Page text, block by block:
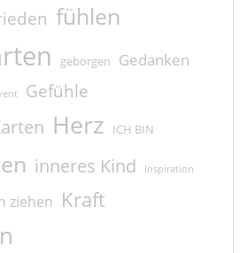
fühlen
geborgen Gedanken
Gefühle
Herz ICH BIN
inneres Kind Inspiration
ziehen Kraft